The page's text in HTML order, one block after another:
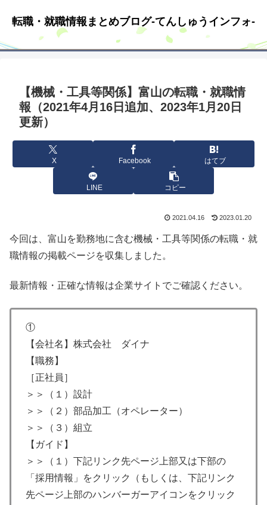
転職・就職情報まとめブログ-てんしゅうインフォ-
【機械・工具等関係】富山の転職・就職情
報（2021年4月16日追加、2023年1月20日
更新）
X Facebook はてブ
LINE コピー
2021.04.16 2023.01.20
今回は、富山を勤務地に含む機械・工具等関係の転職・就
職情報の掲載ページを収集しました。
最新情報・正確な情報は企業サイトでご確認ください。
①
【会社名】株式会社 ダイナ
【職務】
［正社員］
＞＞（１）設計
＞＞（２）部品加工（オペレーター）
＞＞（３）組立
【ガイド】
＞＞（１）下記リンク先ページ上部又は下部の
「採用情報」をクリック（もしくは、下記リンク
先ページ上部のハンバーガーアイコンをクリック